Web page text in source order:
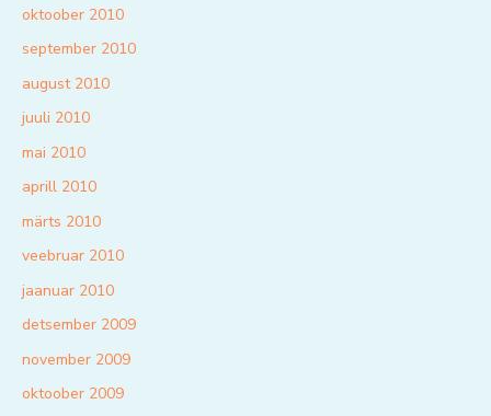
oktoober 2010
september 2010
august 2010
juuli 2010
mai 2010
aprill 2010
märts 2010
veebruar 2010
jaanuar 2010
detsember 2009
november 2009
oktoober 2009